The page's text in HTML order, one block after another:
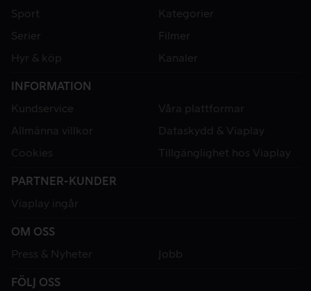
Sport
Kategorier
Serier
Filmer
Hyr & köp
Kanaler
INFORMATION
Kundservice
Våra plattformar
Allmänna villkor
Dataskydd & Viaplay
Cookies
Tillgänglighet hos Viaplay
PARTNER-KUNDER
Viaplay ingår
OM OSS
Press & Nyheter
Jobb
FÖLJ OSS